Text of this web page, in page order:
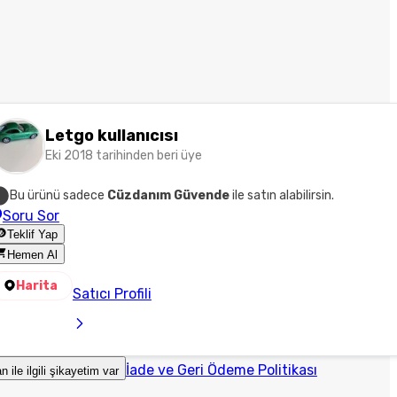
Letgo kullanıcısı
Eki 2018 tarihinden beri üye
Bu ürünü sadece Cüzdanım Güvendeile satın alabilirsin.
Soru Sor
Teklif Yap
Hemen Al
Harita Satıcı Profili
ile ilgili şikayetim var İade ve Geri Ödeme Politikası